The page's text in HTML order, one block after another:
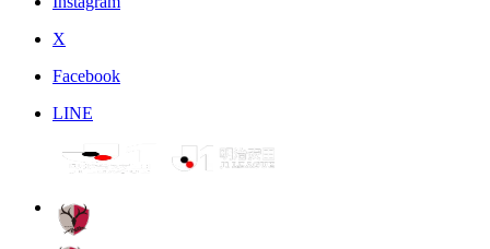
X
Facebook
LINE